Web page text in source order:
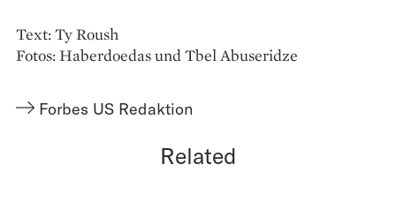
Text: Ty Roush
Fotos: Haberdoedas und Tbel Abuseridze
Forbes US Redaktion
Related